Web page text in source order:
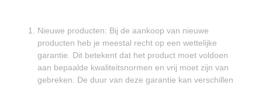
Nieuwe producten: Bij de aankoop van nieuwe
producten heb je meestal recht op een wettelijke
garantie. Dit betekent dat het product moet voldoen
aan bepaalde kwaliteitsnormen en vrij moet zijn van
gebreken. De duur van deze garantie kan verschillen